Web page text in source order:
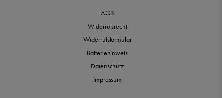
AGB
Widerrufsrecht
Widerrufsformular
Batteriehinweis
Datenschutz
Impressum